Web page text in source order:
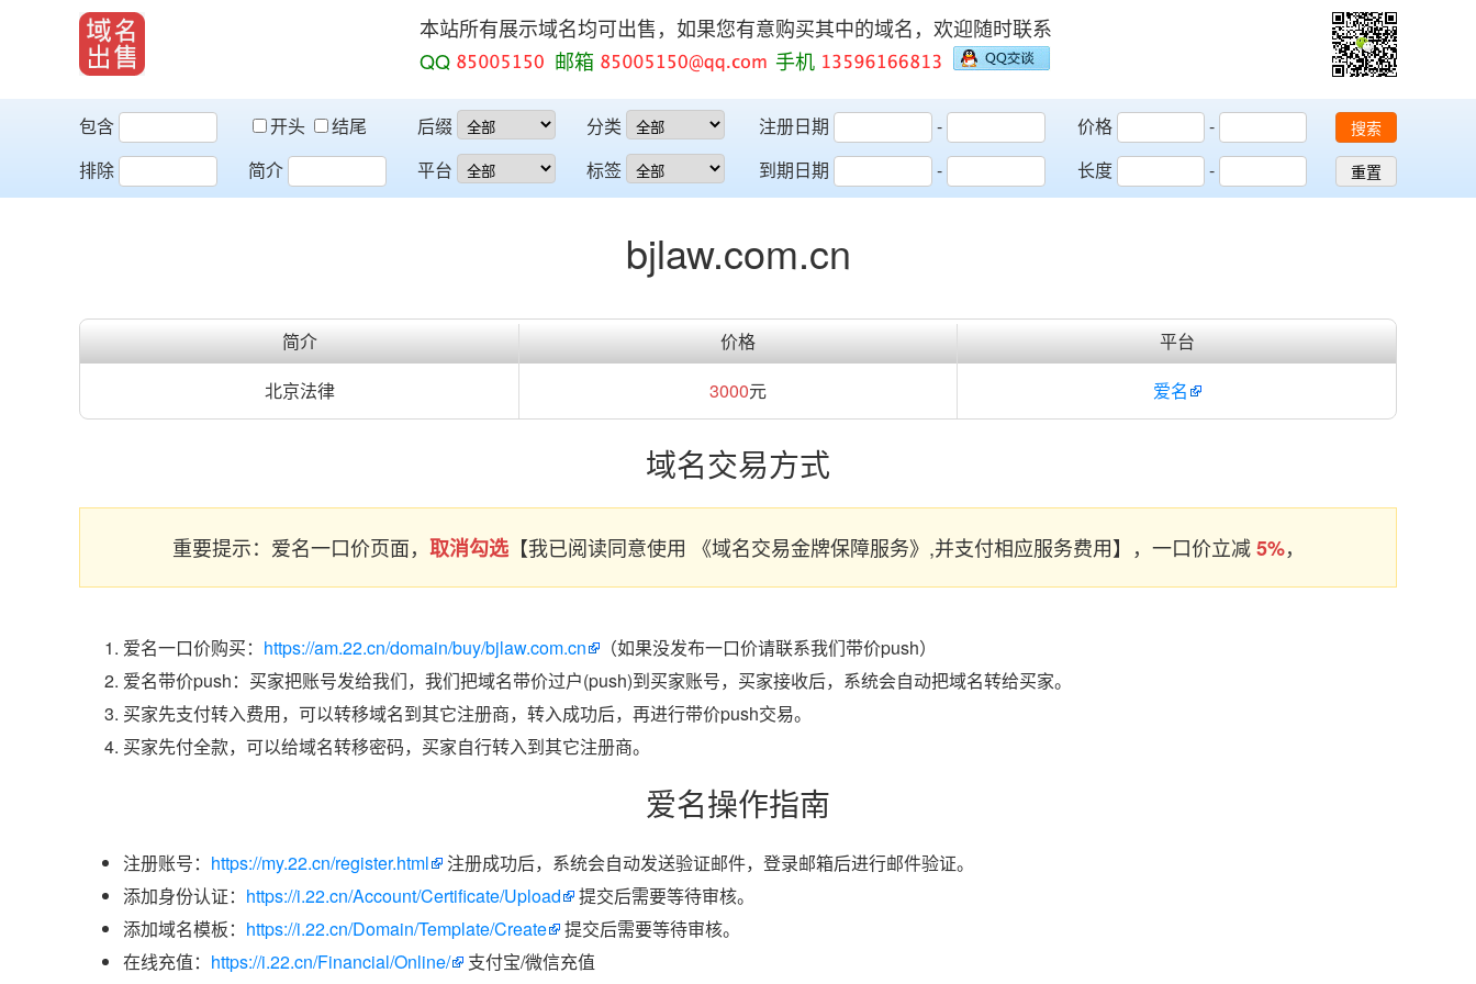
本站所有展示域名均可出售，如果您有意购买其中的域名，欢迎随时联系
QQ
邮箱 手机
包含 开头
结尾
排除
简介
后缀
平台
分类
标签
注册日期
-
到期日期
-
价格
-
长度
-
搜索
重置
bjlaw.com.cn
简介 价格
平台
北京法律
3000元 爱名
域名交易方式
重要提示：爱名一口价页面， 取消勾选【我已阅读同意使用 《域名交易金牌保障服务》,并支付相应服务费用】，一口价立减5%，
爱名一口价购买： https://am.22.cn/domain/buy/bjlaw.com.cn
（如果没发布一口价请联系我们带价push）
爱名带价push：买家把账号发给我们，我们把域名带价过户(push)到买家账号，买家接收后，系统会自动把域名转给买家。
买家先支付转入费用，可以转移域名到其它注册商，转入成功后，再进行带价push交易。
买家先付全款，可以给域名转移密码，买家自行转入到其它注册商。
爱名操作指南
注册账号： https://my.22.cn/register.html
注册成功后，系统会自动发送验证邮件，登录邮箱后进行邮件验证。
添加身份认证： https://i.22.cn/Account/Certificate/Upload
提交后需要等待审核。
添加域名模板： https://i.22.cn/Domain/Template/Create
提交后需要等待审核。
在线充值： https://i.22.cn/Financial/Online/
支付宝/微信充值